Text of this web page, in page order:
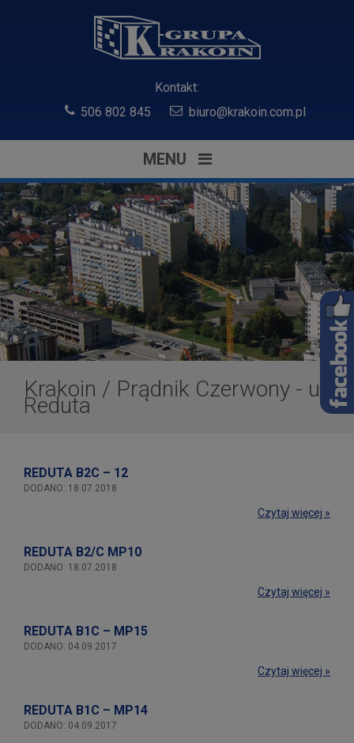
Kontakt:
506 802 845
biuro@krakoin.com.pl
MENU
Krakoin / Prądnik Czerwony - ul.
Reduta
REDUTA B2C – 12
DODANO: 18.07.2018
Czytaj więcej »
REDUTA B2/C MP10
DODANO: 18.07.2018
Czytaj więcej »
REDUTA B1C – MP15
DODANO: 04.09.2017
Czytaj więcej »
REDUTA B1C – MP14
DODANO: 04.09.2017